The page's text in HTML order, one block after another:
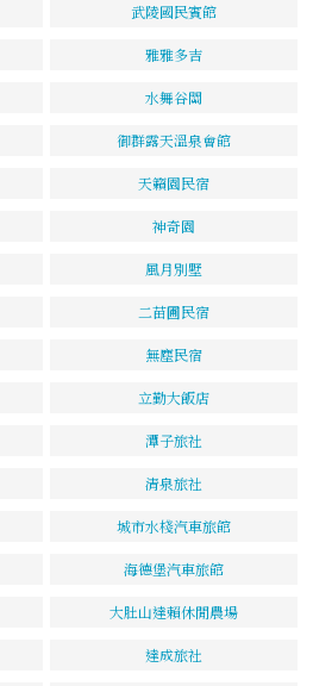
武陵國民賓館
雅雅多吉
水舞谷關
御群露天溫泉會館
天籟園民宿
神奇園
風月別墅
二苗圃民宿
無塵民宿
立勤大飯店
潭子旅社
清泉旅社
城市水棧汽車旅館
海德堡汽車旅館
大肚山達賴休閒農場
達成旅社